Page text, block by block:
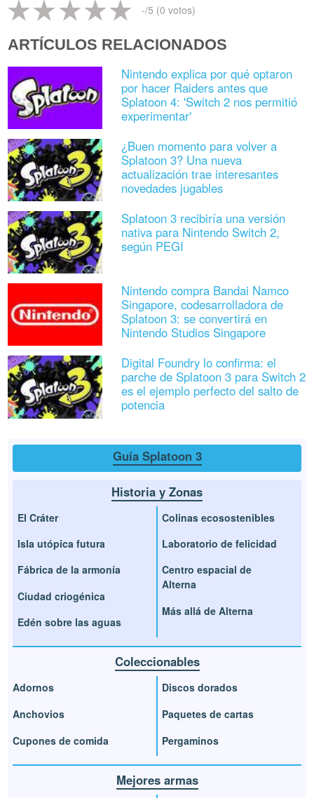
-/5 (0 votos)
ARTÍCULOS RELACIONADOS
Nintendo explica por qué optaron
por hacer Raiders antes que
Splatoon 4: 'Switch 2 nos permitió
experimentar'
¿Buen momento para volver a
Splatoon 3? Una nueva
actualización trae interesantes
novedades jugables
Splatoon 3 recibiría una versión
nativa para Nintendo Switch 2,
según PEGI
Nintendo compra Bandai Namco
Singapore, codesarrolladora de
Splatoon 3: se convertirá en
Nintendo Studios Singapore
Digital Foundry lo confirma: el
parche de Splatoon 3 para Switch 2
es el ejemplo perfecto del salto de
potencia
Guía Splatoon 3
Historia y Zonas
El Cráter
Isla utópica futura
Fábrica de la armonía
Ciudad criogénica
Edén sobre las aguas
Colinas ecosostenibles
Laboratorio de felicidad
Centro espacial de
Alterna
Más allá de Alterna
Coleccionables
Adornos
Anchovios
Cupones de comida
Discos dorados
Paquetes de cartas
Pergaminos
Mejores armas